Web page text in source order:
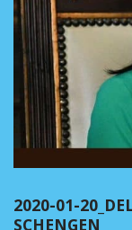
2020-01-
SCHENGEN